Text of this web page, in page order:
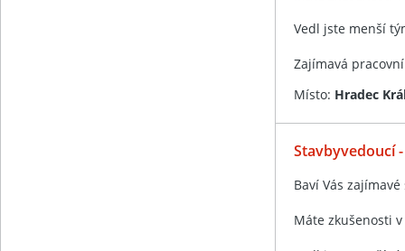
Vedl jste menší
Zajímavá
Místo: Hradec
Stavbyvedoucí
Baví Vás zajímavé
Máte zkušenosti v